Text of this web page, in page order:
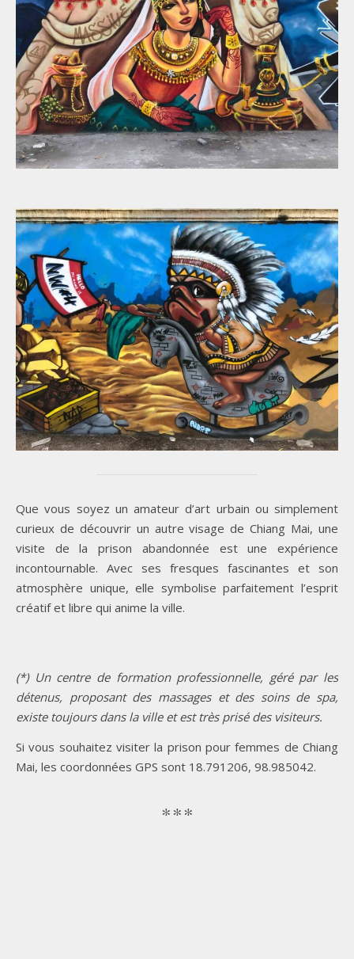
Que vous soyez un amateur d’art urbain ou simplement
curieux de découvrir un autre visage de Chiang Mai, une
visite de la prison abandonnée est une expérience
incontournable. Avec ses fresques fascinantes et son
atmosphère unique, elle symbolise parfaitement l’esprit
créatif et libre qui anime la ville.
(*) Un centre de formation professionnelle, géré par les
détenus, proposant des massages et des soins de spa,
existe toujours dans la ville et est très prisé des visiteurs.
Si vous souhaitez visiter la prison pour femmes de Chiang
Mai, les coordonnées GPS sont 18.791206, 98.985042.